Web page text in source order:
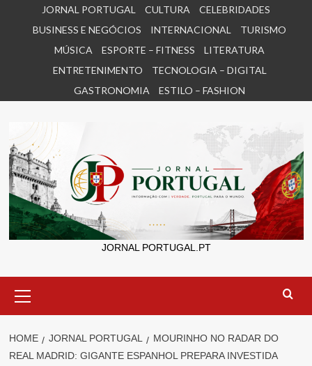
JORNAL PORTUGAL CULTURA
CELEBRIDADES
BUSINESS E NEGÓCIOS
INTERNACIONAL
TURISMO
MÚSICA
ESPORTE – FITNESS
LITERATURA
ENTRETENIMENTO
TECNOLOGIA – DIGITAL
GASTRONOMIA
ESTILO – FASHION
JORNAL PORTUGAL.PT
Menu
HOME JORNAL PORTUGAL
MOURINHO NO RADAR DO
REAL MADRID: GIGANTE ESPANHOL PREPARA INVESTIDA